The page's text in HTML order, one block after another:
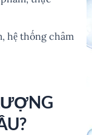
hệ thống châm